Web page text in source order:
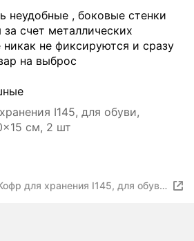
неудобные , боковые стенки
счет металлических
не фиксируются и сразу
на выброс
I145, для обуви,
см, 2 шт
для хранения I145, для обуви,